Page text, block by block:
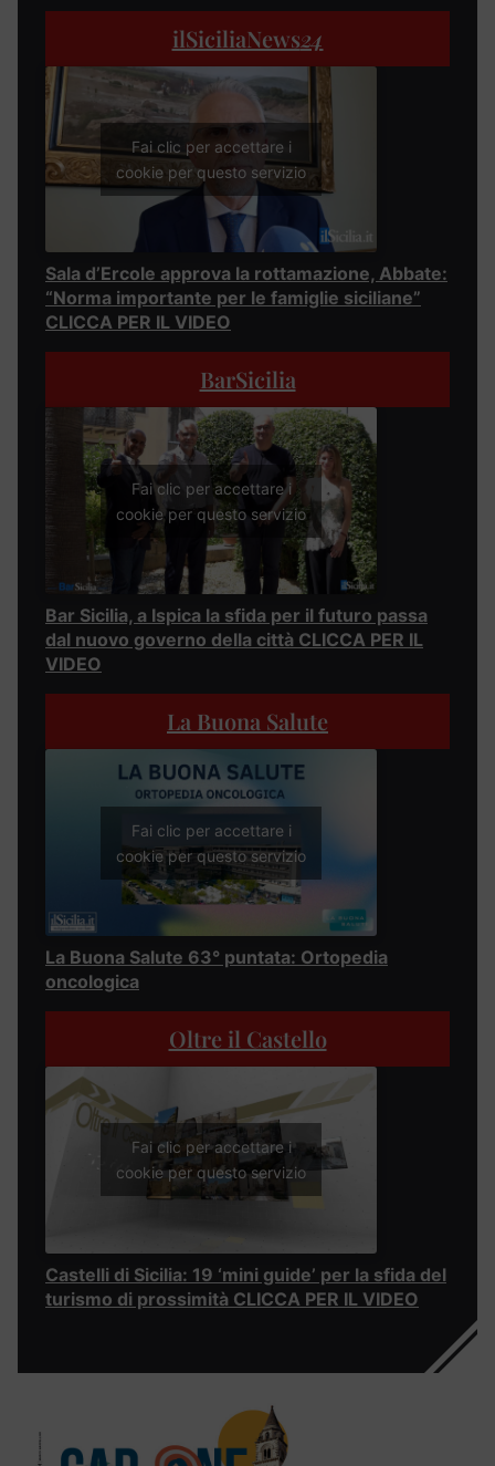
ilSiciliaNews24
Fai clic per accettare i
cookie per questo servizio
Sala d’Ercole approva la rottamazione, Abbate:
“Norma importante per le famiglie siciliane”
CLICCA PER IL VIDEO
BarSicilia
Fai clic per accettare i
cookie per questo servizio
Bar Sicilia, a Ispica la sfida per il futuro passa
dal nuovo governo della città CLICCA PER IL
VIDEO
La Buona Salute
Fai clic per accettare i
cookie per questo servizio
La Buona Salute 63° puntata: Ortopedia
oncologica
Oltre il Castello
Fai clic per accettare i
cookie per questo servizio
Castelli di Sicilia: 19 ‘mini guide’ per la sfida del
turismo di prossimità CLICCA PER IL VIDEO